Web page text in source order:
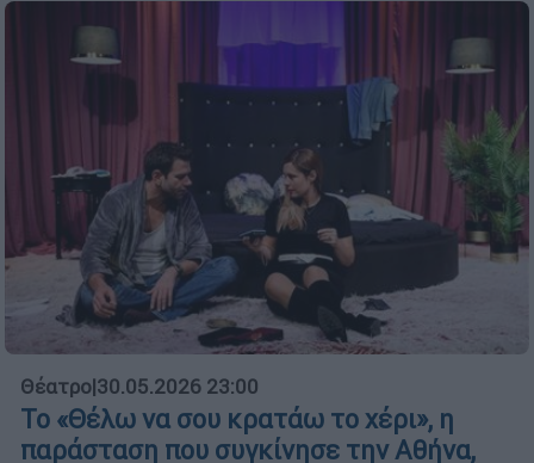
Θέατρο|30.05.2026 23:00
Το «Θέλω να σου κρατάω το χέρι», η
παράσταση που συγκίνησε την Αθήνα,